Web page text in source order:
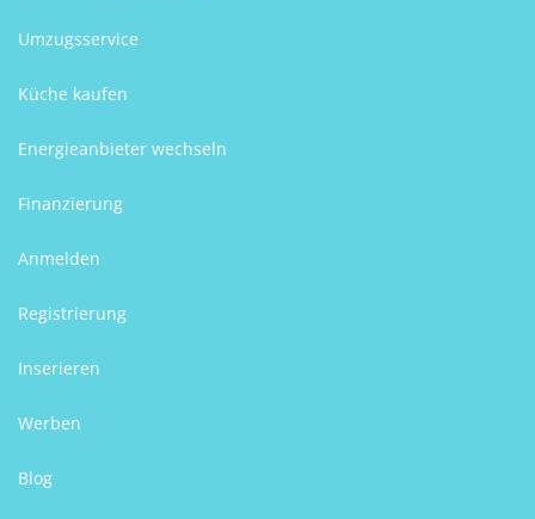
Umzugsservice
Küche kaufen
Energieanbieter wechseln
Finanzierung
Anmelden
Registrierung
Inserieren
Werben
Blog